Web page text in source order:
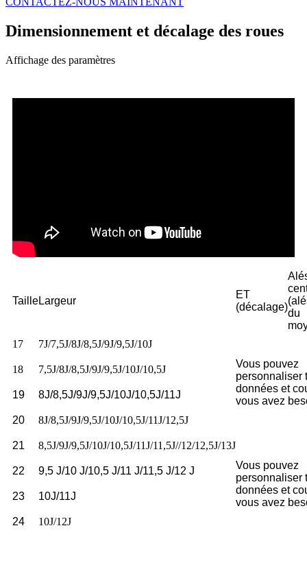
Dimensionnement et décalage des roues
Affichage des paramètres
TailleLargeur
ET
(décalage)
du
17
7J/7,5J/8J/8,5J/9J/9,5J/10J
Vous pouvez
personnaliser
données et
vous avez
18 7,5J/8J/8,5J/9J/9,5J/10J/10,5J
19 8J/8,5J/9J/9,5J/10J/10,5J/11J
20 8J/8,5J/9J/9,5J/10J/10,5J/11J/12,5J
21
8,5J/9J/9,5J/10J/10,5J/11J/11,5J//12/12,5J/13J
Vous pouvez
personnaliser
données et
vous avez
22 9,5 J/10 J/10,5 J/11 J/11,5 J/12 J
23 10J/11J
24 10J/12J